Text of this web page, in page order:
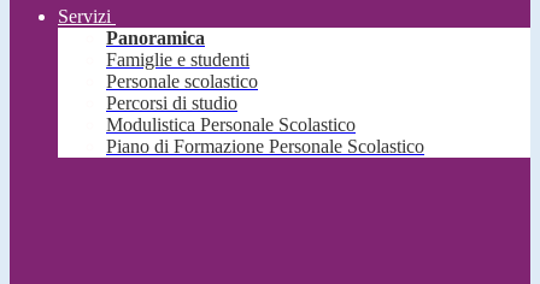
Servizi
Panoramica
Famiglie e studenti
Personale scolastico
Percorsi di studio
Modulistica Personale Scolastico
Piano di Formazione Personale Scolastico